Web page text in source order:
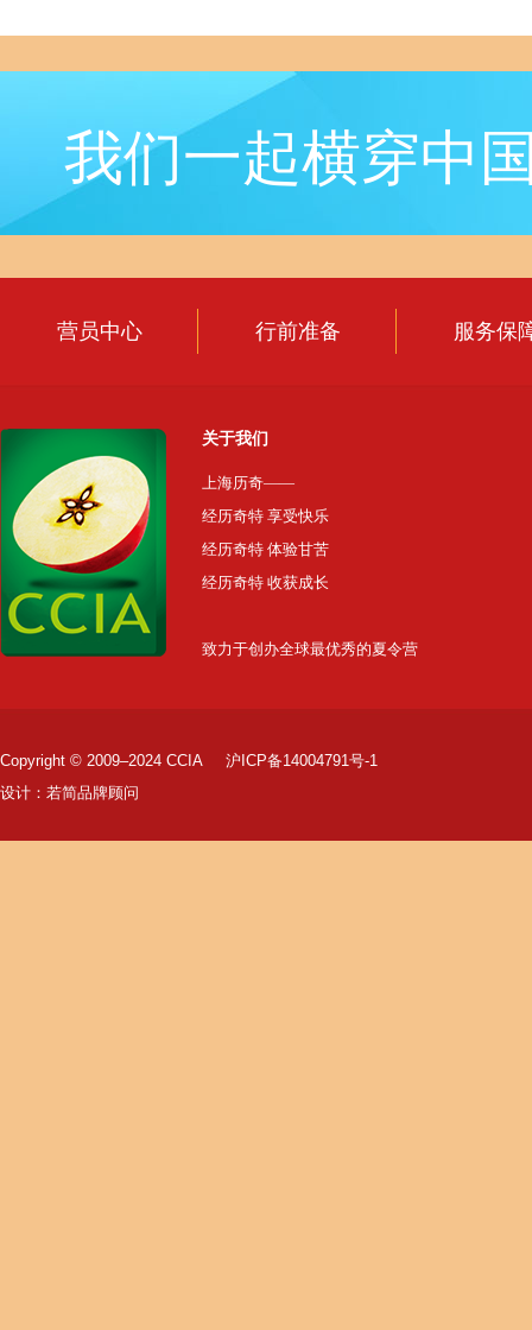
我们一起横穿中
营员中心 行前准备 服务保
关于我们
上海历奇——
经历奇特 享受快乐
经历奇特 体验甘苦
经历奇特 收获成长
致力于创办全球最优秀的夏令营
Copyright © 2009–2024 CCIA 沪ICP备14004791号-1
设计： 若简品牌顾问